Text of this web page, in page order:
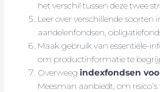
het verschil tussen deze twee
Leer over verschillende soorten
aandelenfondsen,
Maak gebruik van essentiële-
om productinformatie te
Overweegindexfondsen
Meesman aanbiedt, om risico’s